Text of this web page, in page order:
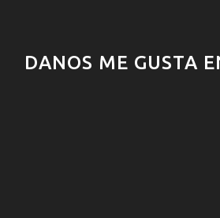
DANOS ME GUSTA